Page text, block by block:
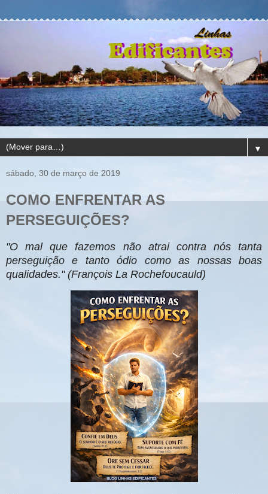
▼
sábado, 30 de março de 2019
COMO ENFRENTAR AS
PERSEGUIÇÕES?
"O mal que fazemos não atrai contra nós tanta
perseguição e tanto ódio como as nossas boas
qualidades." (François La Rochefoucauld)